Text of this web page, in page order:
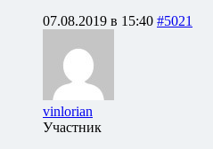
07.08.2019 в 15:40 #5021
vinlorian
Участник